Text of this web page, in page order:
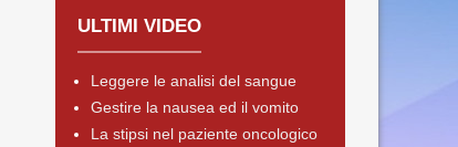
ULTIMI VIDEO
Leggere le analisi del sangue
Gestire la nausea ed il vomito
La stipsi nel paziente oncologico